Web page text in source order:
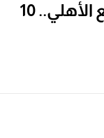
أرقام وبطولات مارسيل كولر مع الأهلي.. 10